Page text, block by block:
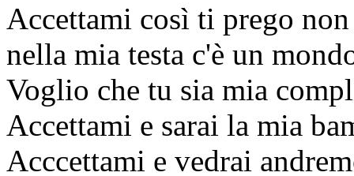
Accettami così ti prego
nella mia testa c'è un
Voglio che tu sia mia
Accettami e sarai la mia
Acccettami e vedrai